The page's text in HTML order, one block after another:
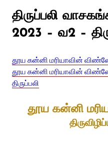
திருப்பலி
2023 – வ2 –
தூய கன்னி மரியாவின்
தூய கன்னி மரியாவின்
திருப்பலி
தூய கன்னி